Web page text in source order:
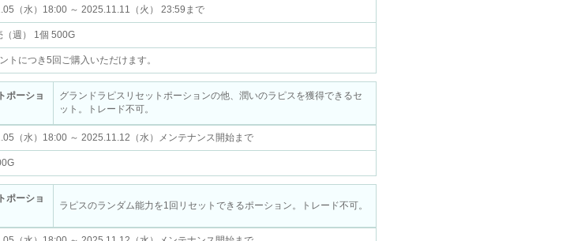
（水）18:00 ～ 2025.11.11（火） 23:59まで
（週） 1個 500G
トにつき5回ご購入いただけます。
ポーショ
グランドラピスリセットポーションの他、潤いのラピスを獲得できるセ
ット。トレード不可。
（水）18:00 ～ 2025.11.12（水）メンテナンス開始まで
ポーショ
ラピスのランダム能力を1回リセットできるポーション。トレード不可。